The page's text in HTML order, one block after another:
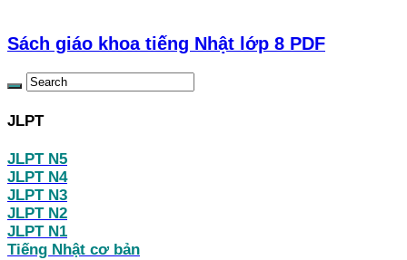
Sách giáo khoa tiếng Nhật lớp 8 PDF
JLPT
JLPT N5
JLPT N4
JLPT N3
JLPT N2
JLPT N1
Tiếng Nhật cơ bản